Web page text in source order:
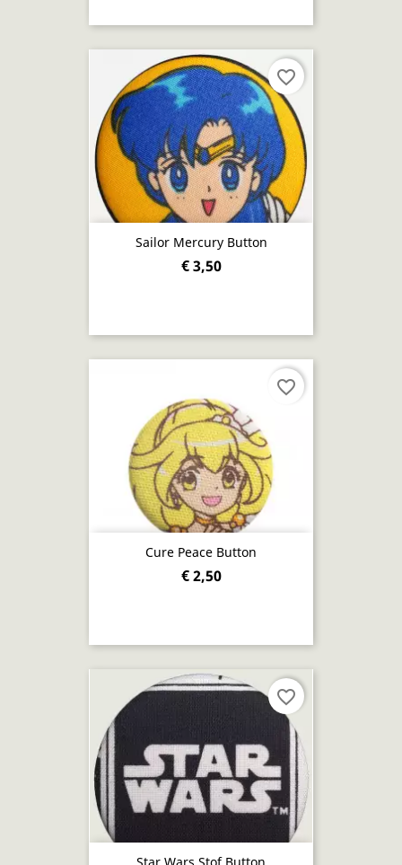
Sailor Mercury Button
€ 3,50
favorite_border
Cure Peace Button
€ 2,50
favorite_border
favorite_border